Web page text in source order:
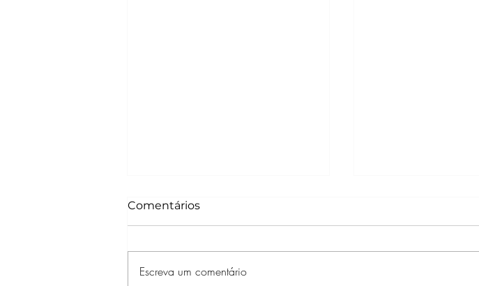
Comentários
Escreva um comentário